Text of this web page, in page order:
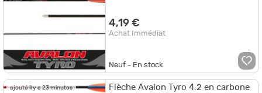
4,19 €
Achat Immédiat
Neuf - En stock
ajouté il y a 23 minutes
Flèche Avalon Tyro 4.2 en carbone